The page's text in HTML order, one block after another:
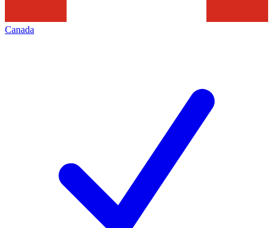
Canada